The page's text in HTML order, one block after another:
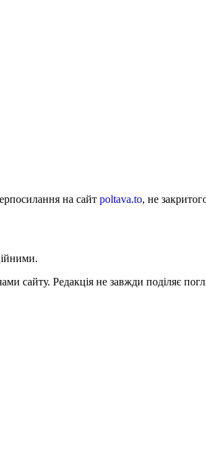
на сайт poltava.to, не
сайту. Редакція не завжди поділяє